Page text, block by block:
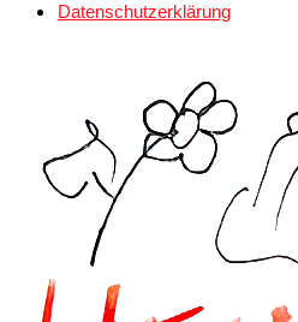
Datenschutzerklärung